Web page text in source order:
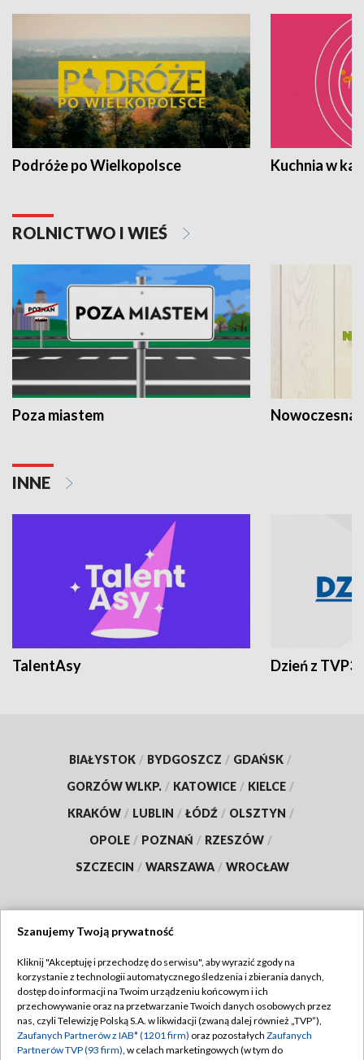
Podróże po Wielkopolsce Kuchnia w
ROLNICTWO I WIEŚ
Poza miastem Nowoczesna
INNE
TalentAsy Dzień z TVP3
BIAŁYSTOK / BYDGOSZCZ / GDAŃSK /
GORZÓW WLKP. / KATOWICE / KIELCE /
KRAKÓW / LUBLIN / ŁÓDŹ / OLSZTYN /
OPOLE / POZNAŃ / RZESZÓW /
SZCZECIN / WARSZAWA / WROCŁAW
TVP
Abonament TVP
Emisja w TVP
Regulamin TVP
Polityka prywatności
Szanujemy Twoją prywatność
Kliknij "Akceptuję i przechodzę do serwisu", aby wyrazić zgody na
korzystanie z technologii automatycznego śledzenia i zbierania danych,
dostęp do informacji na Twoim urządzeniu końcowym i ich
przechowywanie oraz na przetwarzanie Twoich danych osobowych przez
nas, czyli Telewizję Polską S.A. w likwidacji (zwaną dalej również „TVP”),
Zaufanych Partnerów z IAB* (1201 firm) oraz pozostałych Zaufanych
Partnerów TVP (93 firm), w celach marketingowych (w tym do